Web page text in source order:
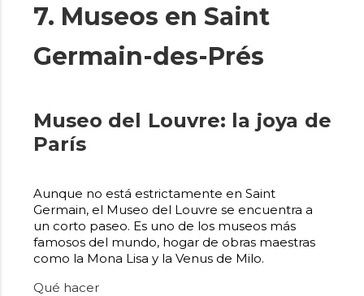
7. Museos en Saint
Germain-des-Prés
Museo del Louvre: la joya de
París
Aunque no está estrictamente en Saint
Germain, el Museo del Louvre se encuentra a
un corto paseo. Es uno de los museos más
famosos del mundo, hogar de obras maestras
como la Mona Lisa y la Venus de Milo.
Qué hacer